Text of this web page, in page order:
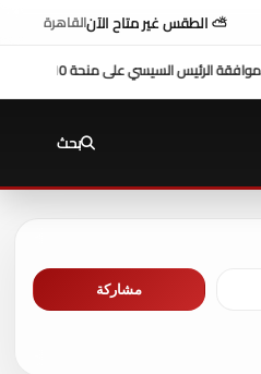
⛅ الطقس غير متاح الآنالقاهرة
بمشاركة محافظ سوهاج
بحث
مشاركة